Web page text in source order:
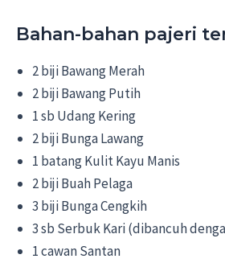
Bahan-bahan pajeri
2 biji Bawang Merah
2 biji Bawang Putih
1 sb Udang Kering
2 biji Bunga Lawang
1 batang Kulit Kayu Manis
2 biji Buah Pelaga
3 biji Bunga Cengkih
3 sb Serbuk Kari (dibancuh
1 cawan Santan